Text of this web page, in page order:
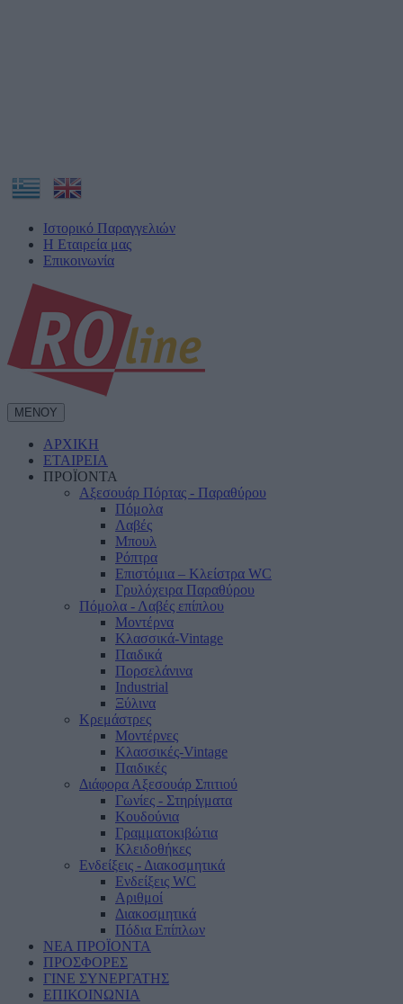
Ιστορικό Παραγγελιών
Η Εταιρεία μας
Επικοινωνία
ΜΕΝΟΥ
ΑΡΧΙΚΗ
ΕΤΑΙΡΕΙΑ
ΠΡΟΪΟΝΤΑ
Αξεσουάρ Πόρτας - Παραθύρου
Πόμολα
Λαβές
Μπουλ
Ρόπτρα
Επιστόμια – Κλείστρα WC
Γρυλόχειρα Παραθύρου
Πόμολα - Λαβές επίπλου
Μοντέρνα
Κλασσικά-Vintage
Παιδικά
Πορσελάνινα
Industrial
Ξύλινα
Κρεμάστρες
Μοντέρνες
Κλασσικές-Vintage
Παιδικές
Διάφορα Αξεσουάρ Σπιτιού
Γωνίες - Στηρίγματα
Κουδούνια
Γραμματοκιβώτια
Κλειδοθήκες
Ενδείξεις - Διακοσμητικά
Ενδείξεις WC
Αριθμοί
Διακοσμητικά
Πόδια Επίπλων
ΝΕΑ ΠΡΟΪΟΝΤΑ
ΠΡΟΣΦΟΡΕΣ
ΓΙΝΕ ΣΥΝΕΡΓΑΤΗΣ
ΕΠΙΚΟΙΝΩΝΙΑ